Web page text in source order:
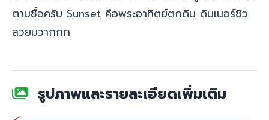
ตามชื่อครับ Sunset คือพระอาทิตย์ตกดิน ดินเนอร์ชิว
สวยมวากกก
รูปภาพและรายละเอียดเพิ่มเติม